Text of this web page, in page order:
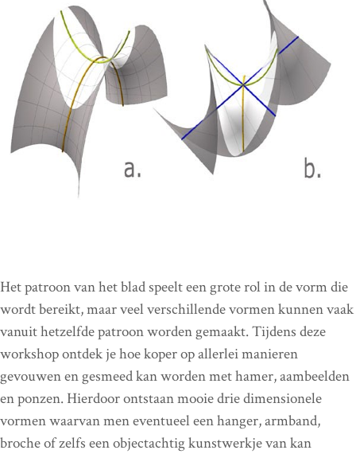
Het patroon van het blad speelt een grote rol in de vorm die
wordt bereikt, maar veel verschillende vormen kunnen vaak
vanuit hetzelfde patroon worden gemaakt. Tijdens deze
workshop ontdek je hoe koper op allerlei manieren
gevouwen en gesmeed kan worden met hamer, aambeelden
en ponzen. Hierdoor ontstaan mooie drie dimensionele
vormen waarvan men eventueel een hanger, armband,
broche of zelfs een objectachtig kunstwerkje van kan